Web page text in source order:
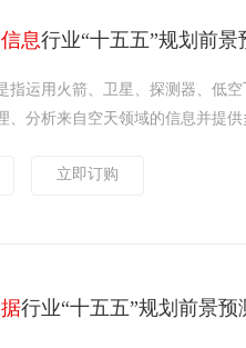
息行业“十五五”规划前
指运用火箭、卫星、探测器、低
、分析来自空天领域的信息并提
立即订购
行业“十五五”规划前景预